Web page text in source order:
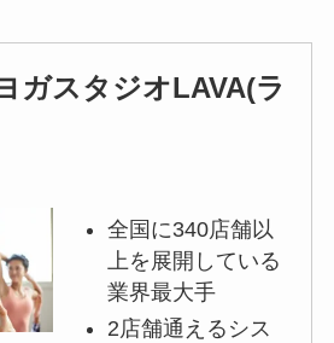
ガスタジオLAVA(ラ
全国に340店舗以
上を展開している
業界最大手
2店舗通えるシス